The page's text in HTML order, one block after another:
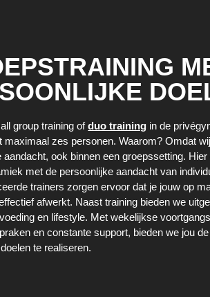
group training ofduo training in de
maximaal zes personen. Waarom? Omdat
aandacht, ook binnen een groepssetting.
met de persoonlijke aandacht van
trainers zorgen ervoor dat je jouw op
afwerkt. Naast training bieden we
en lifestyle. Met wekelijkse
en constante support, bieden we jou
te realiseren.